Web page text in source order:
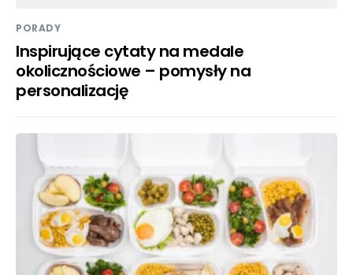
PORADY
Inspirujące cytaty na medale
okolicznościowe – pomysły na
personalizację